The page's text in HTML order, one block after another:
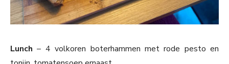
Lunch– 4 volkoren boterhammen met rode pesto en